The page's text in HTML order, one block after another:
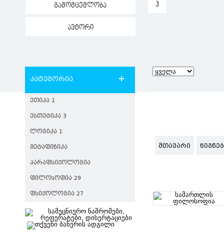
გამომცემლობა
ავტორი
Ჰ
კატეგორია
ᲔᲗᲘᲙᲐ 1
ᲔᲡᲗᲔᲢᲘᲙᲐ 3
ᲚᲝᲒᲘᲙᲐ 1
ᲛᲔᲢᲐᲤᲘᲖᲘᲙᲐ
ᲞᲐᲠᲐᲤᲡᲘᲥᲝᲚᲝᲒᲘᲐ
ᲤᲘᲚᲝᲡᲝᲤᲘᲐ 29
ᲤᲡᲘᲥᲝᲚᲝᲒᲘᲐ 27
ᲛᲗᲐᲕᲐᲠᲘ